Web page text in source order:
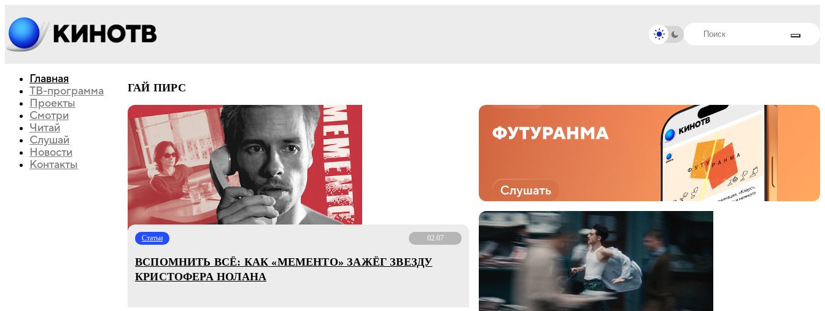
Главная
ТВ-программа
Проекты
Смотри
Читай
Слушай
Новости
Контакты
ГАЙ ПИРС
Статьи 02.07
ВСПОМНИТЬ ВСЁ: КАК «МЕМЕНТО» ЗАЖЁГ ЗВЕЗДУ
КРИСТОФЕРА НОЛАНА